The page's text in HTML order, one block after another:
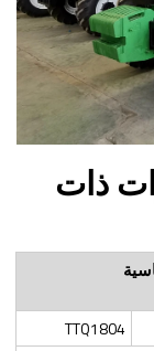
TTQ1804